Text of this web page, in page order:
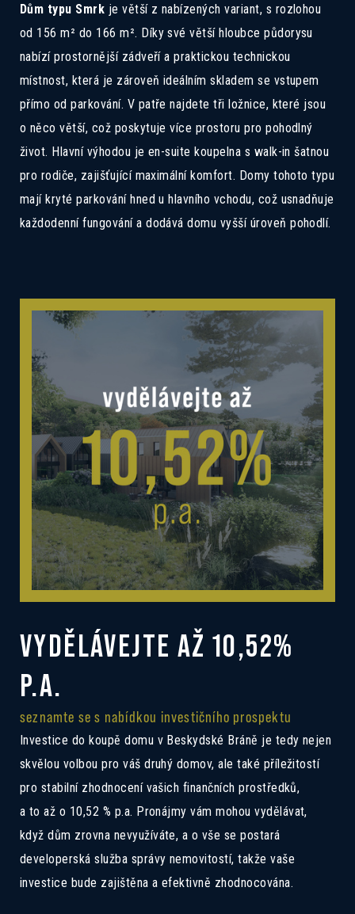
Dům typu Smrk je větší z nabízených variant, s rozlohou
od 156 m² do 166 m². Díky své větší hloubce půdorysu
nabízí prostornější zádveří a praktickou technickou
místnost, která je zároveň ideálním skladem se vstupem
přímo od parkování. V patře najdete tři ložnice, které jsou
o něco větší, což poskytuje více prostoru pro pohodlný
život. Hlavní výhodou je en-suite koupelna s walk-in šatnou
pro rodiče, zajišťující maximální komfort. Domy tohoto typu
mají kryté parkování hned u hlavního vchodu, což usnadňuje
každodenní fungování a dodává domu vyšší úroveň pohodlí.
VYDĚLÁVEJTE AŽ 10,52%
P.A.
seznamte se s nabídkou investičního prospektu
Investice do koupě domu v Beskydské Bráně je tedy nejen
skvělou volbou pro váš druhý domov, ale také příležitostí
pro stabilní zhodnocení vašich finančních prostředků,
a to až o 10,52 % p.a. Pronájmy vám mohou vydělávat,
když dům zrovna nevyužíváte, a o vše se postará
developerská služba správy nemovitostí, takže vaše
investice bude zajištěna a efektivně zhodnocována.